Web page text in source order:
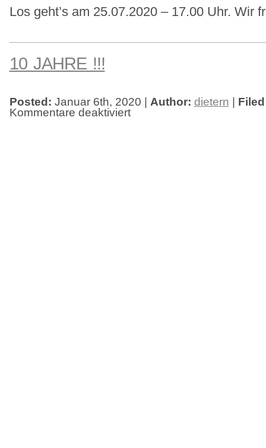
Los geht’s am 25.07.2020 – 17.00 Uhr. Wir
10 JAHRE !!!
Posted: Januar 6th, 2020 | Author: dietern |
Kommentare deaktiviertfür
10